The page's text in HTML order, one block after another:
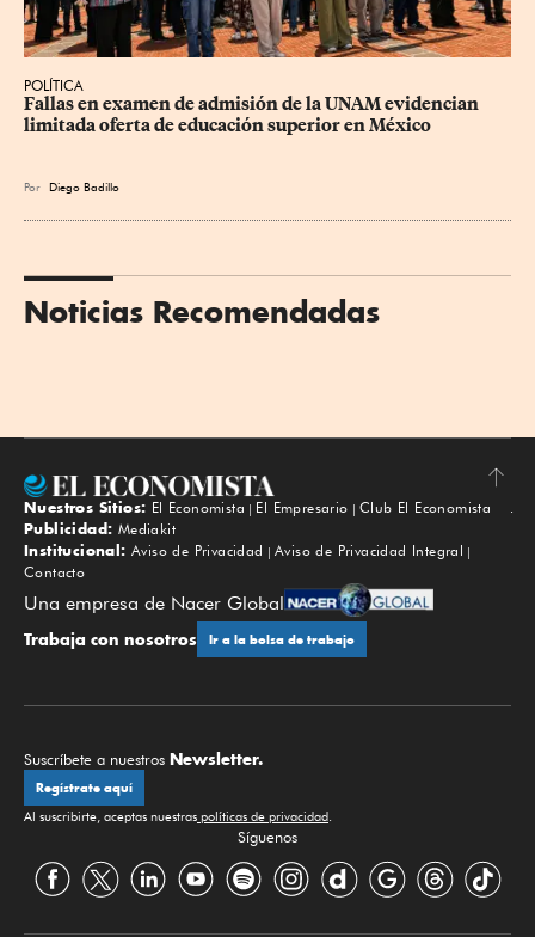
POLÍTICA
Fallas en examen de admisión de la UNAM evidencian
limitada oferta de educación superior en México
Por Diego Badillo
Noticias Recomendadas
Subir
Nuestros Sitios: El Economista El Empresario
Club El Economista
Publicidad: Mediakit
Institucional: Aviso de Privacidad
Aviso de Privacidad Integral
Contacto
Una empresa de Nacer Global
Trabaja con nosotros Ir a la bolsa de trabajo
Suscríbete a nuestros Newsletter.
Regístrate aquí
Al suscribirte, aceptas nuestras políticas de privacidad.
Síguenos